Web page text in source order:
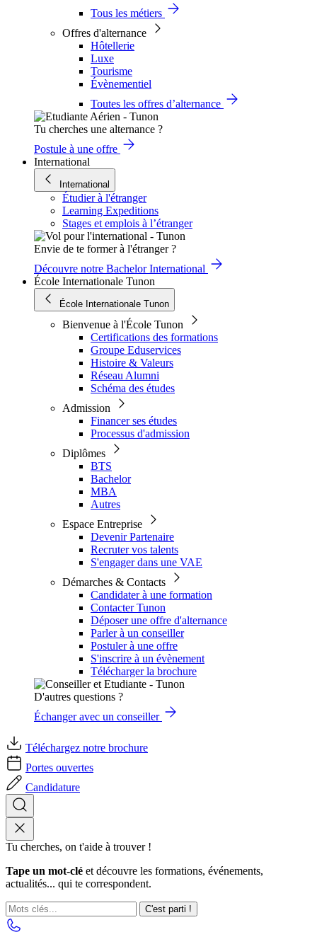
Tous les métiers
Offres d'alternance
Hôtellerie
Luxe
Tourisme
Évènementiel
Toutes les offres d’alternance
Tu cherches une alternance ?
Postule à une offre
International
International
Étudier à l'étranger
Learning Expeditions
Stages et emplois à l’étranger
Envie de te former à l'étranger ?
Découvre notre Bachelor International
École Internationale Tunon
École Internationale Tunon
Bienvenue à l'École Tunon
Certifications des formations
Groupe Eduservices
Histoire & Valeurs
Réseau Alumni
Schéma des études
Admission
Financer ses études
Processus d'admission
Diplômes
BTS
Bachelor
MBA
Autres
Espace Entreprise
Devenir Partenaire
Recruter vos talents
S'engager dans une VAE
Démarches & Contacts
Candidater à une formation
Contacter Tunon
Déposer une offre d'alternance
Parler à un conseiller
Postuler à une offre
S'inscrire à un évènement
Télécharger la brochure
D'autres questions ?
Échanger avec un conseiller
Téléchargez notre brochure
Portes ouvertes
Candidature
Tu cherches, on t'aide à trouver !
Tape un mot-clé et découvre les formations, événements,
actualités... qui te correspondent.
C'est parti !